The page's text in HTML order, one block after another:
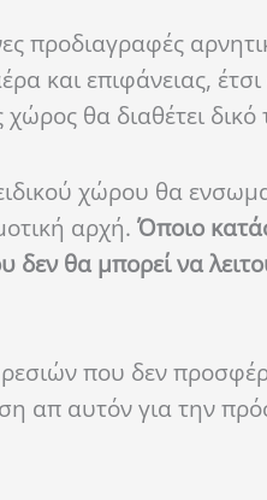
προδιαγραφές
και επιφάνειας,
θα διαθέτει
χώρου θα
αρχή. Όποιο
δεν θα μπορεί να
που δεν
απ αυτόν για την